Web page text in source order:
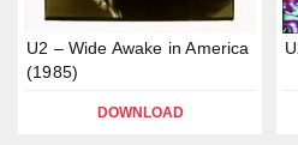
U2 – Wide Awake in America
(1985)
DOWNLOAD